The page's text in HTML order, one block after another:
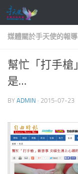
Skip to content
媒體關於手天使的報導
幫忙「打手槍
是…
BY ADMIN · 2015-07-23